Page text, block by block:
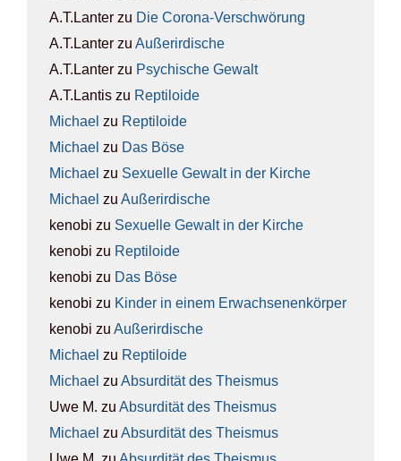
A.T.Lanter zu Die Coro­na-Ver­schwö­rung
A.T.Lanter zu Außer­ir­di­sche
A.T.Lanter zu Psy­chi­sche Gewalt
A.T.Lantis zu Rep­ti­lo­ide
Michael zu Rep­ti­lo­ide
Michael zu Das Böse
Michael zu Sexu­el­le Gewalt in der Kir­che
Michael zu Außer­ir­di­sche
kenobi zu Sexu­el­le Gewalt in der Kir­che
kenobi zu Rep­ti­lo­ide
kenobi zu Das Böse
kenobi zu Kin­der in einem Erwach­se­nen­kör­per
kenobi zu Außer­ir­di­sche
Michael zu Rep­ti­lo­ide
Michael zu Absur­di­tät des The­is­mus
Uwe M. zu Absur­di­tät des The­is­mus
Michael zu Absur­di­tät des The­is­mus